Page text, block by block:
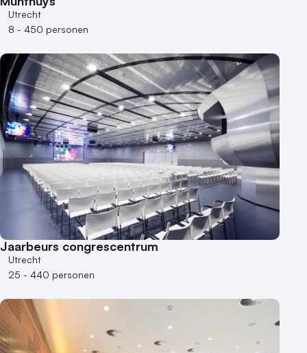
Theater
Varende locatie
Utrecht
8 - 450 personen
Jaarbeurs congrescentrum
Utrecht
25 - 440 personen